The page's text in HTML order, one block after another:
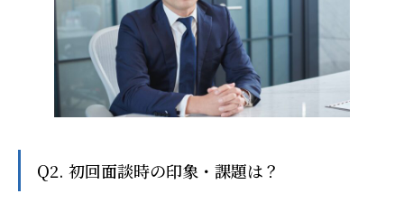
Q2. 初回面談時の印象・課題は？